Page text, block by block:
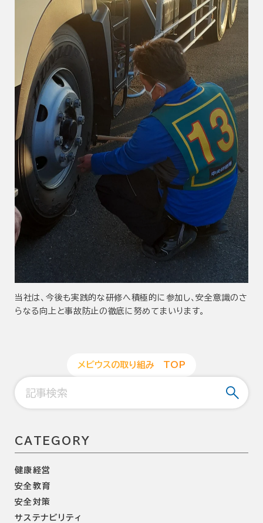
当社は、今後も実践的な研修へ積極的に参加し、安全意識のさ
らなる向上と事故防止の徹底に努めてまいります。
メ ビウスの取り組 み TO P
CATEGORY
健康経営
安全教育
安全対策
サステナビリティ